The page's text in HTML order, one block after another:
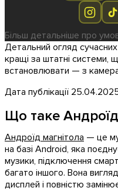
Більш детальніше про
Детальний огляд
кращі за штатні системи,
встановлювати — з
Дата публікації
Що таке
Андроїд магнітола — це
на базі Android, яка
музики, підключення
багато іншого. Вона
дисплей і повністю